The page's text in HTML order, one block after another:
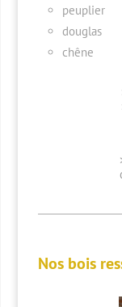
peuplier
douglas
chêne
Nos bois